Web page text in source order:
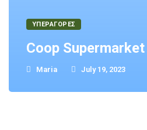
ΥΠΕΡΑΓΟΡΕΣ
Coop
Maria July 19, 2023